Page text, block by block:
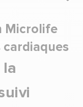
Microlife